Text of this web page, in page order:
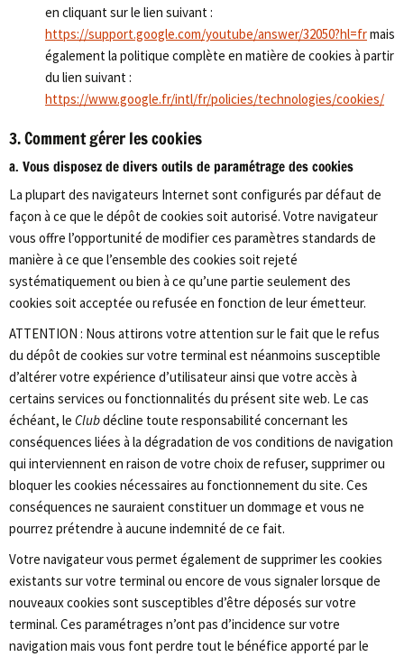
en cliquant sur le lien suivant :
https://support.google.com/youtube/answer/32050?hl=frmais
également la politique complète en matière de cookies à partir
du lien suivant :
https://www.google.fr/intl/fr/policies/technologies/cookies/
3. Comment gérer les cookies
a. Vous disposez de divers outils de paramétrage des cookies
La plupart des navigateurs Internet sont configurés par défaut de
façon à ce que le dépôt de cookies soit autorisé. Votre navigateur
vous offre l’opportunité de modifier ces paramètres standards de
manière à ce que l’ensemble des cookies soit rejeté
systématiquement ou bien à ce qu’une partie seulement des
cookies soit acceptée ou refusée en fonction de leur émetteur.
ATTENTION : Nous attirons votre attention sur le fait que le refus
du dépôt de cookies sur votre terminal est néanmoins susceptible
d’altérer votre expérience d’utilisateur ainsi que votre accès à
certains services ou fonctionnalités du présent site web. Le cas
échéant, le Clubdécline toute responsabilité concernant les
conséquences liées à la dégradation de vos conditions de navigation
qui interviennent en raison de votre choix de refuser, supprimer ou
bloquer les cookies nécessaires au fonctionnement du site. Ces
conséquences ne sauraient constituer un dommage et vous ne
pourrez prétendre à aucune indemnité de ce fait.
Votre navigateur vous permet également de supprimer les cookies
existants sur votre terminal ou encore de vous signaler lorsque de
nouveaux cookies sont susceptibles d’être déposés sur votre
terminal. Ces paramétrages n’ont pas d’incidence sur votre
navigation mais vous font perdre tout le bénéfice apporté par le